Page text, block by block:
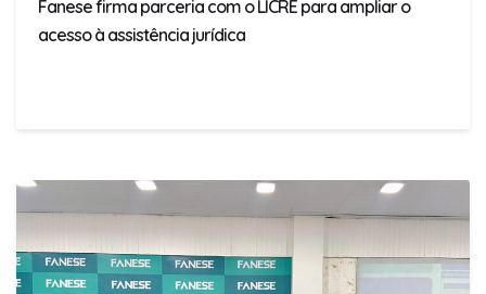
Fanese firma parceria com o LICRE para ampliar o
acesso à assistência jurídica